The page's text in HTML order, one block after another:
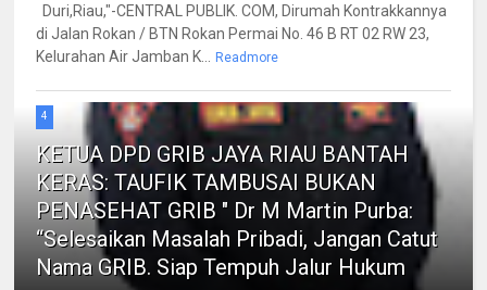
Duri,Riau,"-CENTRAL PUBLIK. COM, Dirumah Kontrakkannya
di Jalan Rokan / BTN Rokan Permai No. 46 B RT 02 RW 23,
Kelurahan Air Jamban K...
Readmore
4
KETUA DPD GRIB JAYA RIAU BANTAH
KERAS: TAUFIK TAMBUSAI BUKAN
PENASEHAT GRIB " Dr M Martin Purba:
“Selesaikan Masalah Pribadi, Jangan Catut
Nama GRIB. Siap Tempuh Jalur Hukum